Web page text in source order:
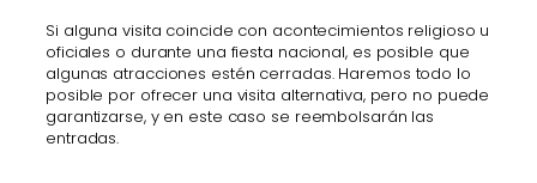
Si alguna visita coincide con acontecimientos religioso u
oficiales o durante una fiesta nacional, es posible que
algunas atracciones estén cerradas. Haremos todo lo
posible por ofrecer una visita alternativa, pero no puede
garantizarse, y en este caso se reembolsarán las
entradas.